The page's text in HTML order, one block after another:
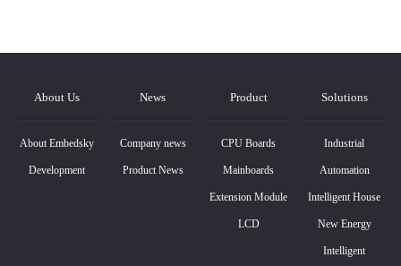
About Us
About Embedsky
Development
News
Company news
Product News
Product
CPU Boards
Mainboards
Extension Module
LCD
Solutions
Industrial
Automation
Intelligent House
New Energy
Intelligent